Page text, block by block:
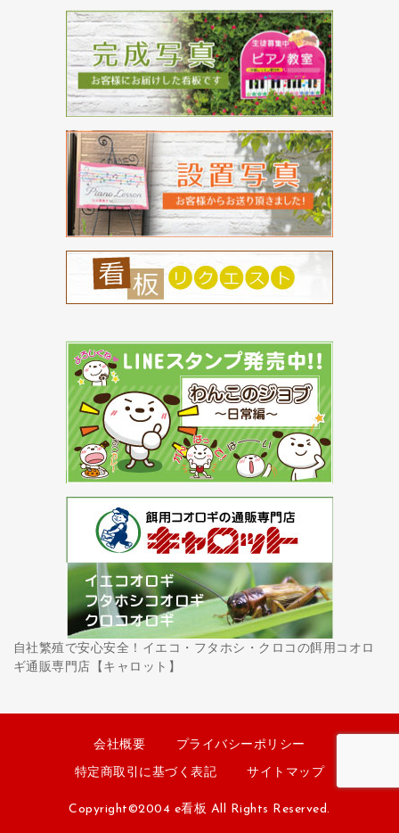
自社繁殖で安心安全！イエコ・フタホシ・クロコの餌用コオロ
ギ通販専門店【キャロット】
会社概要 プライバシーポリシー
特定商取引に基づく表記 サイトマップ
Copyright©2004 e看板 All Rights Reserved.